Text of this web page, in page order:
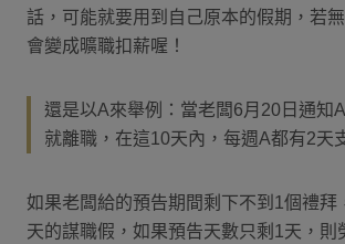
話，可能就要用到自己原本的假期，若
會變成曠職扣薪喔！
還是以A來舉例：當老闆6月20日通知
就離職，在這10天內，每週A都有2天
如果老闆給的預告期間剩下不到1個禮拜
天的謀職假，如果預告天數只剩1天，則